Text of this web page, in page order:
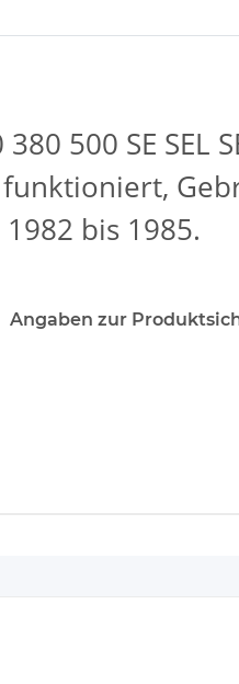
500 SE SEL
bis 1985.
Angaben zur